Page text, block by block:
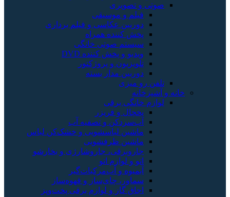
صوتی و تصویری
فیلم و موسیقی
دوربین عکاسی و فیلم برداری
پخش کننده همراه
سیستم صوتی خانگی
ویدیو و پخش کننده DVD
تلویزیون و پروژکتور
دوربین مدار بسته
تلفن رو میزی
خانه و آشپزخانه
لوازم خانگی برقی
یخچال و فریزر
آب‌سردکن و تصفیه آب
ماشین لباسشویی و خشک‌کن لباس
ماشین ظرفشویی
جاروبرقی، جاروشارژی و بخارشو
اتو و لوازم اتو
آبمیوه و آب‌مرکبات‌گیر
سماور، چای‌ساز و قهوه‌ساز
اجاق گاز و لوازم برقی پخت‌وپز